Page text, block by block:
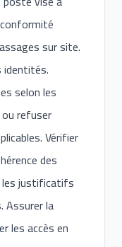
sur site.
identités.
selon les
refuser
Vérifier
des
les justificatifs
Assurer la
les accès en